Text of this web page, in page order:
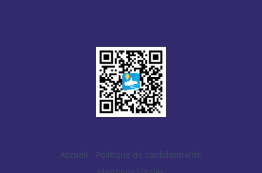
Accueil
Politique de confidentialité